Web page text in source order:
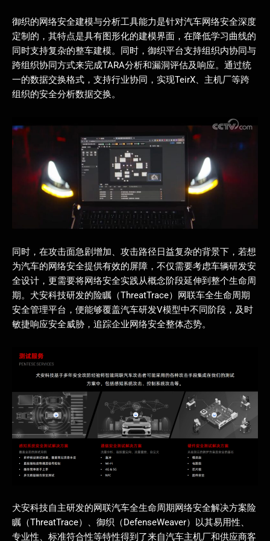
御织的网络安全建模与分析工具能力是针对汽车网络安全深度
定制的，其特点是具有图形化的建模界面，在降低学习曲线的
同时支持复杂的整车建模。同时，御织平台支持组织内协同与
跨组织协同方式来完成TARA分析和漏洞评估及响应。通过统
一的数据交换格式，支持行业协同，实现TeirX、主机厂等跨
组织的安全分析数据交换。
同时，在攻击面急剧增加、攻击路径日益复杂的背景下，若想
为汽车的网络安全提供有效的屏障，不仅需要考虑车辆研发安
全设计，更需要将网络安全实践从概念阶段延伸到整个生命周
期。犬安科技研发的险瞩（ThreatTrace）网联车全生命周期
安全管理平台，便能够覆盖汽车研发V模型中不同阶段，及时
敏捷响应安全威胁，追踪企业网络安全整体态势。
犬安科技自主研发的网联汽车全生命周期网络安全解决方案险
瞩（ThreatTrace）、御织（DefenseWeaver）以其易用性、
专业性、标准符合性等特性得到了来自汽车主机厂和供应商客